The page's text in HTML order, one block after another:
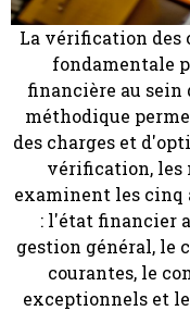
La vérification des
fondamentale
financière au sein
méthodique
des charges et
vérification, les
examinent les cinq
: l'état financier
gestion général, le
courantes, le
exceptionnels et